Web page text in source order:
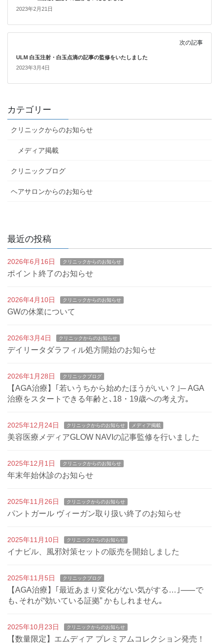
2023年2月21日
次の記事
ULM 白玉注射・白玉点滴の記事の監修をいたしました
2023年3月4日
カテゴリー
クリニックからのお知らせ
メディア掲載
クリニックブログ
ヘアサロンからのお知らせ
最近の投稿
2026年6月16日 クリニックからのお知らせ
ポイント終了のお知らせ
2026年4月10日 クリニックからのお知らせ
GWの休業について
2026年3月4日 クリニックからのお知らせ
デイリータダラフィル処方開始のお知らせ
2026年1月28日 クリニックブログ
【AGA治療】｢若いうちから始めたほうがいい？｣─ AGA
治療をスタートできる年齢と､18・19歳への考え方｡
2025年12月24日 クリニックからのお知らせ メディア掲載
美容医療メディアGLOW NAVIの記事監修を行いました
2025年12月1日 クリニックからのお知らせ
年末年始休診のお知らせ
2025年11月26日 クリニックからのお知らせ
パントガール ヴィーガン取り扱い終了のお知らせ
2025年11月10日 クリニックからのお知らせ
イナビル、風邪対策セットの販売を開始しました
2025年11月5日 クリニックブログ
【AGA治療】｢最近あまり変化がない気がする…｣⸺で
も､それが“効いている証拠” かもしれません｡
2025年10月23日 クリニックからのお知らせ
【数量限定】エムディア プレミアムコレクション発売！